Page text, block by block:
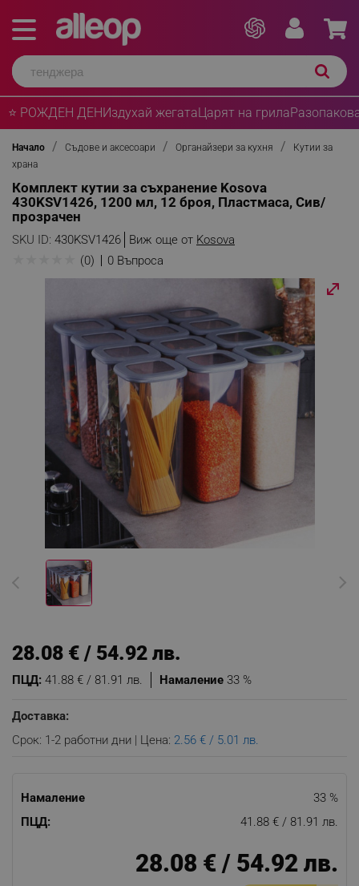
⭐ РОЖДЕН ДЕНИздухай жегатаЦарят на грила
Начало Съдове и аксесоари Органайзери за кухня
Кутии за
храна
Комплект кутии за съхранение Kosova
430KSV1426, 1200 мл, 12 броя, Пластмаса, Сив/
прозрачен
SKU ID: 430KSV1426 Виж още от Kosova
(0) 0 Въпроса
Намаление 33 %
ПЦД: 41.88 € / 81.91 лв.
28.08 € / 54.92 лв.
Доставка:
Срок: 1-2 работни дни | Цена: 2.56 € / 5.01 лв.
Намаление
33 %
ПЦД:
41.88 € / 81.91 лв.
28.08 € / 54.92 лв.